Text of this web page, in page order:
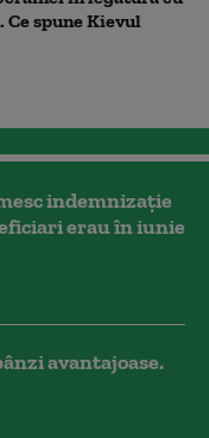
spune Kievul
indemnizaţie
erau în iunie
avantajoase.